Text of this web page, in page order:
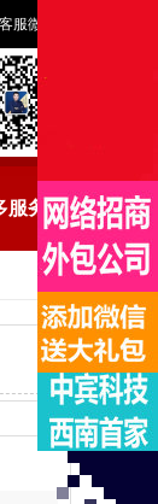
服微信）
务